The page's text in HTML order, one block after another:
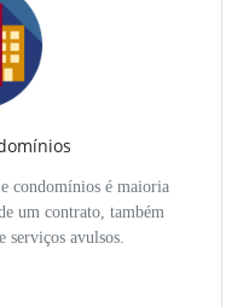
condomínios é maioria
um contrato, também
serviços avulsos.